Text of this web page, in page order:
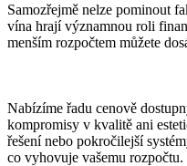
Samozřejmě nelze pominout
vína hrají významnou roli
menším rozpočtem můžete
Nabízíme řadu cenově
kompromisy v kvalitě ani
řešení nebo pokročilejší
co vyhovuje vašemu rozpočtu.